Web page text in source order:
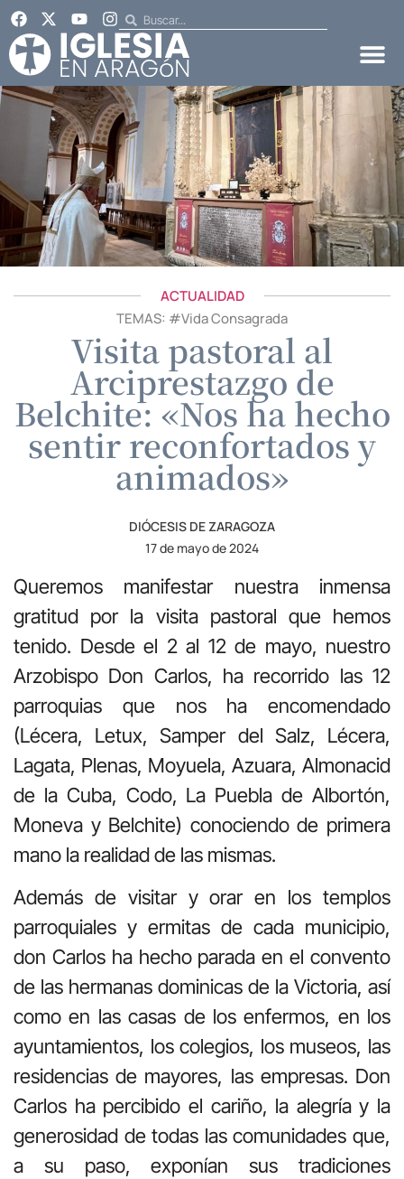
ACTUALIDAD
TEMAS: #Vida Consagrada
Visita pastoral al
Arciprestazgo de
Belchite: «Nos ha hecho
sentir reconfortados y
animados»
DIÓCESIS DE ZARAGOZA
17 de mayo de 2024
Queremos manifestar nuestra inmensa
gratitud por la visita pastoral que hemos
tenido. Desde el 2 al 12 de mayo, nuestro
Arzobispo Don Carlos, ha recorrido las 12
parroquias que nos ha encomendado
(Lécera, Letux, Samper del Salz, Lécera,
Lagata, Plenas, Moyuela, Azuara, Almonacid
de la Cuba, Codo, La Puebla de Albortón,
Moneva y Belchite) conociendo de primera
mano la realidad de las mismas.
Además de visitar y orar en los templos
parroquiales y ermitas de cada municipio,
don Carlos ha hecho parada en el convento
de las hermanas dominicas de la Victoria, así
como en las casas de los enfermos, en los
ayuntamientos, los colegios, los museos, las
residencias de mayores, las empresas. Don
Carlos ha percibido el cariño, la alegría y la
generosidad de todas las comunidades que,
a su paso, exponían sus tradiciones